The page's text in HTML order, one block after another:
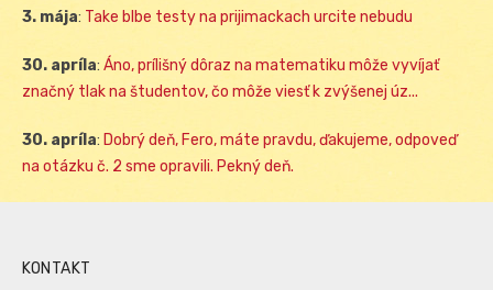
3. mája: Take blbe testy na prijimackach urcite nebudu
30. apríla: Áno, prílišný dôraz na matematiku môže vyvíjať
značný tlak na študentov, čo môže viesť k zvýšenej úz...
30. apríla: Dobrý deň, Fero, máte pravdu, ďakujeme, odpoveď
na otázku č. 2 sme opravili. Pekný deň.
KONTAKT